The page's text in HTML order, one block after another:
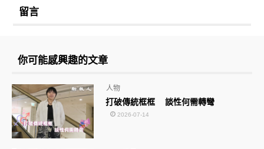
留言
你可能感興趣的文章
打破傳統框框 談性何需轉彎
人物
2026-07-14